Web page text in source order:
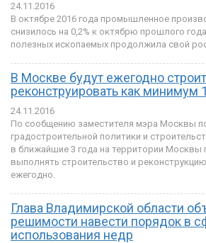
24.11.2016
В октябре 2016 года промышленное
снизилось на 0,2% к октябрю прошлого
полезных ископаемых продолжила свой
В Москве будут ежегодно
реконструировать как минимум
24.11.2016
По сообщению заместителя мэра Москвы
градостроительной политики и
в ближайшие 3 года на территории Москвы
выполнять строительство и
ежегодно.
Глава Владимирской области
решимости навести порядок в
использования недр